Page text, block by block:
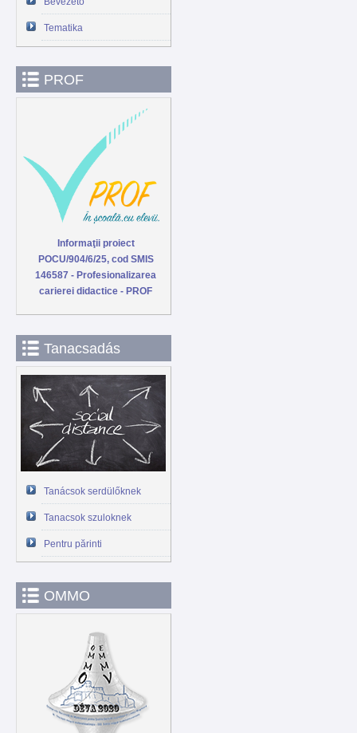
Tematika
PROF
Informaţii proiect
POCU/904/6/25, cod SMIS
146587 - Profesionalizarea
carierei didactice - PROF
Tanacsadás
Tanácsok serdülőknek
Tanacsok szuloknek
Pentru părinti
OMMO